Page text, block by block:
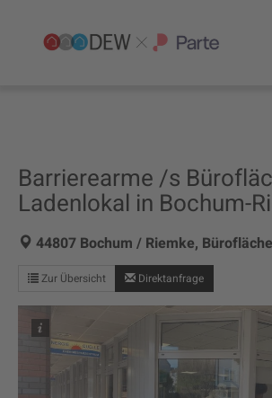
Barrierearme /s
Ladenlokal in Bochum-
44807 Bochum / Riemke,
Zur Übersicht Direktanfrage